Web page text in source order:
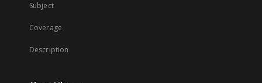
Subject
Coverage
Description